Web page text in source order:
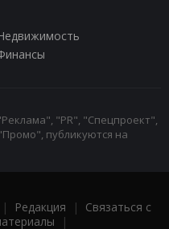
"PR", "Спецпроект",
публикуются на
| Редакция | Связаться с
|